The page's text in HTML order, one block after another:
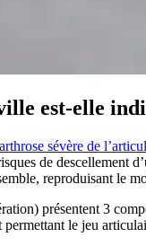
est-elle
arthrose sévère de
de descellement
reproduisant le
présentent 3
permettant le jeu